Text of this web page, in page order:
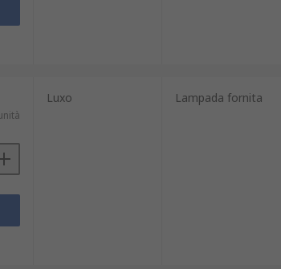
Luxo Lampada fornita